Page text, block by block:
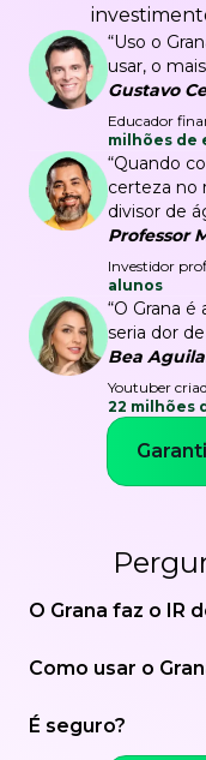
“Uso o
usar, o
Gustavo
Educador
milhões de
“Quando
certeza no
divisor de
Professor
Investidor
alunos
“O Grana
seria dor
Bea
Youtuber
22 milhões
O Grana faz o IR
Como usar o
É seguro?